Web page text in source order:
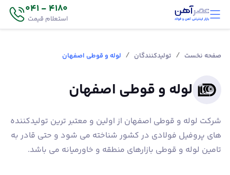
4180 - 041
استعلام قیمت
صفحه نخست / تولیدکنندگان / لوله و قوطی اصفهان
لوله و قوطی اصفهان
شرکت لوله و قوطی اصفهان از اولین و معتبر ترین تولیدکننده
های پروفیل فولادی در کشور شناخته می شود و حتی قادر به
تامین لوله و قوطی بازارهای منطقه و خاورمیانه می باشد.